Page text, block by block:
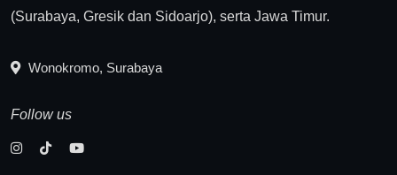
(Surabaya, Gresik dan Sidoarjo), serta Jawa Timur.
Wonokromo, Surabaya
Follow us